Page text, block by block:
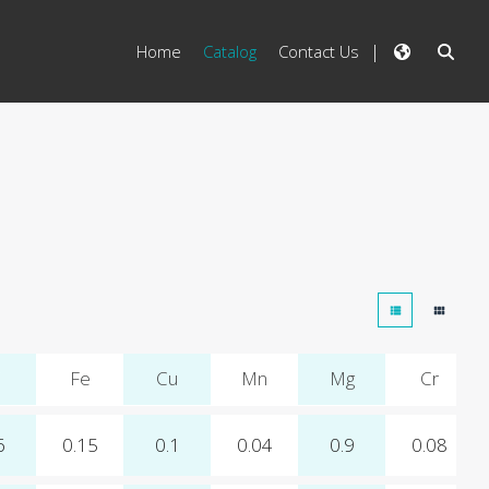
Home Catalog Contact Us
Fe Cu Mn Mg Cr
0.15 0.1 0.04 0.9 0.08